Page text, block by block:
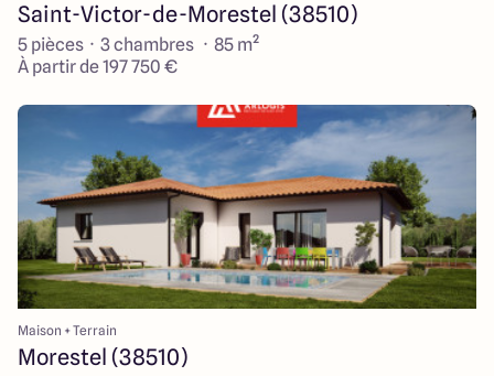
Saint-Victor-de-Morestel (38510)
5 pièces · 3 chambres · 85 m²
À partir de 197 750 €
Maison + Terrain
Morestel (38510)